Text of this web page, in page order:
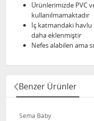
Ürünlerimizde PVC
kullanılmamaktadır
İç katmandaki
daha eklenmiştir
Nefes alabilen ama
Benzer Ürünler
Sema Baby